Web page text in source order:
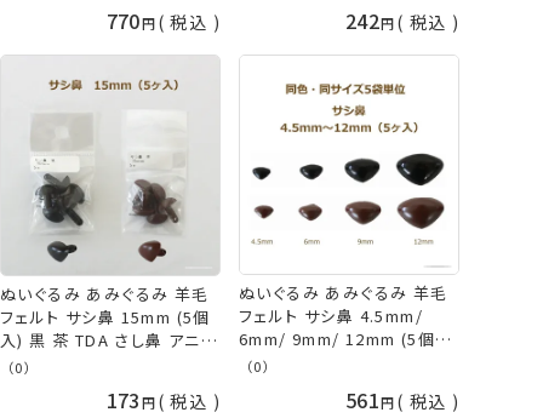
熊 鼻 犬の鼻 くまの鼻 さし
目 ネコポス可 手芸の山久
770 税込 242 税込
ぬいぐるみ あみぐるみ 羊毛
フェルト サシ鼻 15mm (5個
入) 黒 茶 TDA さし鼻 アニマ
ルノーズ パーツ さし目 ネコ
（0）
173 税込
ぬいぐるみ あみぐるみ 羊毛
フェルト サシ鼻 4.5mm/
6mm/ 9mm/ 12mm (5個入
1袋） 同色5袋単位 合計25個
マルノーズ パーツ さし目 ネ
（0）
561 税込